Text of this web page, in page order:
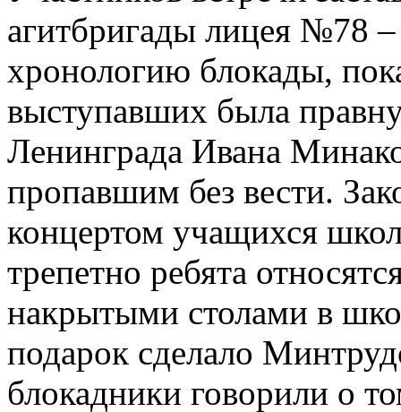
агитбригады лицея №78 –
хронологию блокады,
выступавших была
Ленинграда Ивана
пропавшим без вести.
концертом учащихся
трепетно ребята
накрытыми столами в
подарок сделало
блокадники говорили о